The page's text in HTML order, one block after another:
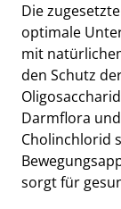
Die
optimale
mit
den Schutz
Darmflora
Cholinchlorid
sorgt für